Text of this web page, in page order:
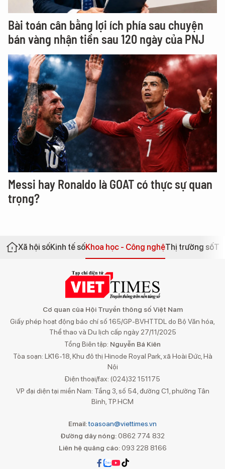
Bài toán cân bằng lợi ích phía sau chuyện
bán vàng nhận tiền sau 120 ngày của PNJ
Messi hay Ronaldo là GOAT có thực sự quan
trọng?
Xã hội sốKinh tế sốKhoa học - Công nghệThị trường số
Cơ quan của Hội Truyền thông số Việt Nam
Giấy phép hoạt động báo chí số 165/GP-BVHTTDL do Bộ Văn hóa,
Thể thao và Du lịch cấp ngày 27/11/2025
Tổng Biên tập: Nguyễn Bá Kiên
Tòa soạn: LK16-18, Khu đô thị Hinode Royal Park, xã Hoài Đức, Hà
Nội
Điện thoại/fax: (024)32 151175
VP đại diện tại miền Nam: Tầng 3, số 54, đường C1, phường Tân
Bình, TP.HCM
Email:toasoan@viettimes.vn
Đường dây nóng: 0862 774 832
Liên hệ quảng cáo:093 228 8166